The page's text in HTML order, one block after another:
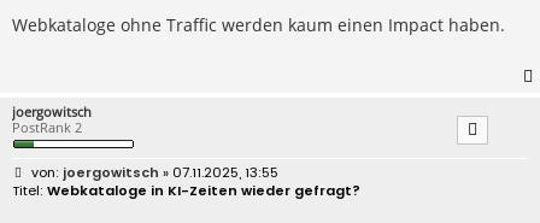
r
a
Webkataloge ohne Traffic werden kaum einen Impact haben.
joergowitsch
PostRank 2
B
e
joergowitsch » 07.11.2025, 13:55
Webkataloge in KI-Zeiten wieder gefragt?